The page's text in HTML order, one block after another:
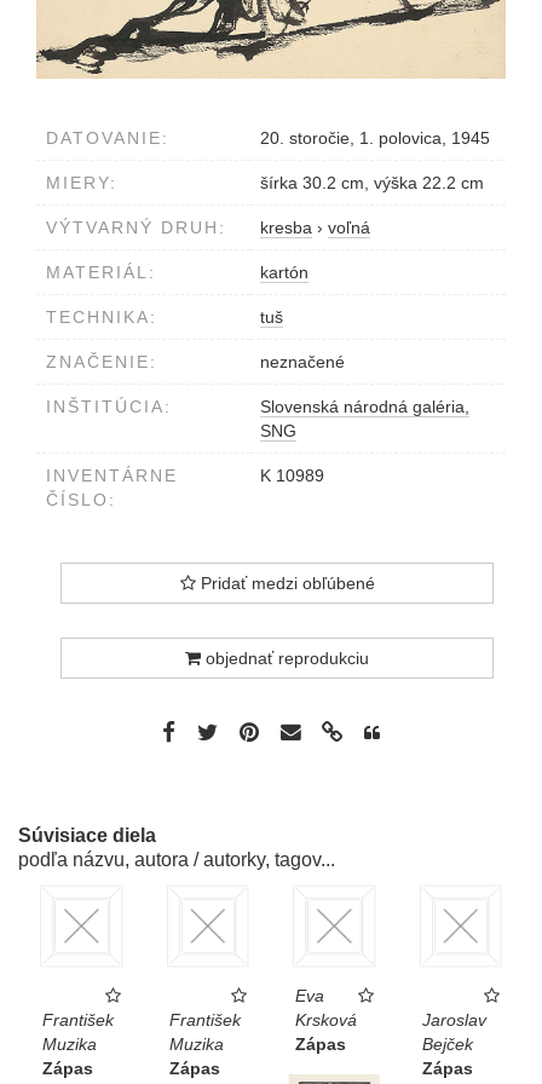
DATOVANIE: 20. storočie, 1. polovica, 1945
MIERY: šírka 30.2 cm, výška 22.2 cm
VÝTVARNÝ DRUH: kresba › voľná
MATERIÁL: kartón
TECHNIKA: tuš
ZNAČENIE: neznačené
INŠTITÚCIA:
Slovenská národná galéria,
SNG
INVENTÁRNE
ČÍSLO:
K 10989
Pridať medzi obľúbené
objednať reprodukciu
Súvisiace diela
podľa názvu, autora / autorky, tagov...
František
Muzika
Zápas
František
Muzika
Zápas
Eva
Krsková
Zápas
Jaroslav
Bejček
Zápas